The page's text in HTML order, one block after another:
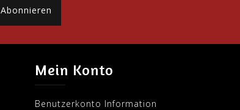
Abonnieren
Mein Konto
Benutzerkonto Information